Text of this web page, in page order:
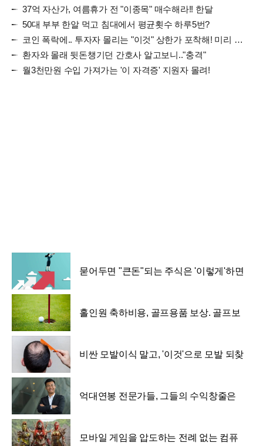
37억 자산가, 여름휴가 전 "이종목" 매수해라!! 한달
50대 부부 한알 먹고 침대에서 평균횟수 하루5번?
코인 폭락에.. 투자자 몰리는 "이것" 상한가 포착해! 미리 투자..
환자와 몰래 뒷돈챙기던 간호사 알고보니.."충격"
월3천만원 수입 가져가는 '이 자격증' 지원자 몰려!
묻어두면 "큰돈"되는 주식은 '이렇게'하면
홀인원 축하비용, 골프용품 보상. 골프보
비싼 모발이식 말고, '이것'으로 모발 되찾
억대연봉 전문가들, 그들의 수익창줄은
모바일 게임을 압도하는 전례 없는 컴퓨